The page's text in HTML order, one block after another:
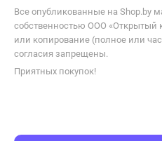
Все опубликованные на Shop.by
собственностью ООО «Открытый
или копирование (полное или
согласия запрещены.
Приятных покупок!